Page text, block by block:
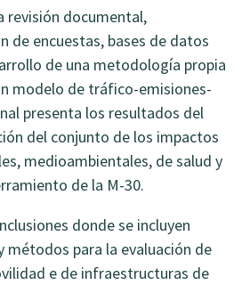
revisión documental,
de encuestas, bases de datos
de una metodología propia
modelo de tráfico-emisiones-
presenta los resultados del
del conjunto de los impactos
medioambientales, de salud y
de la M-30.
donde se incluyen
métodos para la evaluación de
e de infraestructuras de